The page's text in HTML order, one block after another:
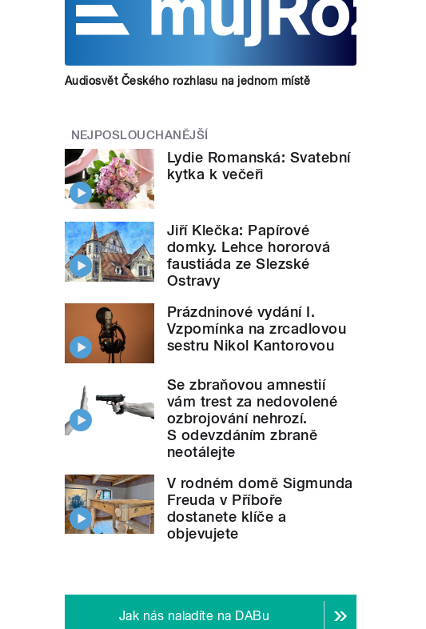
Audiosvět Českého rozhlasu na jednom místě
NEJPOSLOUCHANĚJŠÍ
Lydie Romanská: Svatební
kytka k večeři
Jiří Klečka: Papírové
domky. Lehce hororová
faustiáda ze Slezské
Ostravy
Prázdninové vydání I.
Vzpomínka na zrcadlovou
sestru Nikol Kantorovou
Se zbraňovou amnestií
vám trest za nedovolené
ozbrojování nehrozí.
S odevzdáním zbraně
neotálejte
V rodném domě Sigmunda
Freuda v Příboře
dostanete klíče a
objevujete
Jak nás naladíte na DABu